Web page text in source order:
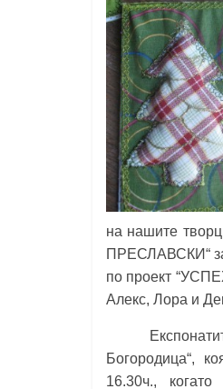
Константин
Преславски"
Бургас
на нашите
ПРЕСЛАВСКИ“
по проект
Алекс, Лора и
Експонатите
Богородица“,
16.30ч.,